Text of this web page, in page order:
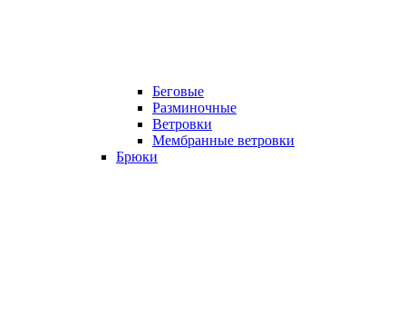
Беговые
Разминочные
Ветровки
Мембранные ветровки
Брюки